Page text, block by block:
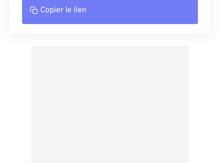
Copier le lien